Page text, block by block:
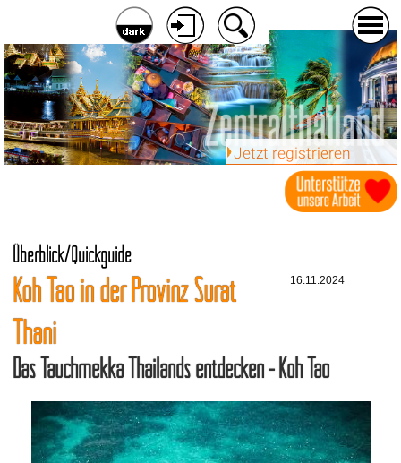
Jetzt registrieren
Überblick/Quickguide
16.11.2024
Koh Tao in der Provinz Surat
Thani
Das Tauchmekka Thailands entdecken - Koh Tao